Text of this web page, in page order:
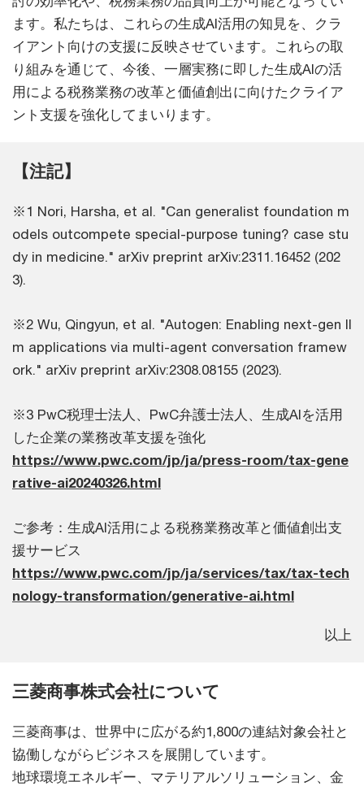
ます。私たちは、これらの生成AI活用の知見を、クラ
イアント向けの支援に反映させています。これらの取
り組みを通じて、今後、一層実務に即した生成AIの活
用による税務業務の改革と価値創出に向けたクライア
ント支援を強化してまいります。
【注記】
※1 Nori, Harsha, et al. "Can generalist foundation m
odels outcompete special-purpose tuning? case stu
dy in medicine." arXiv preprint arXiv:2311.16452 (202
3).
※2 Wu, Qingyun, et al. "Autogen: Enabling next-gen ll
m applications via multi-agent conversation framew
ork." arXiv preprint arXiv:2308.08155 (2023).
※3 PwC税理士法人、PwC弁護士法人、生成AIを活用
した企業の業務改革支援を強化
https://www.pwc.com/jp/ja/press-room/tax-gene
rative-ai20240326.html
ご参考：生成AI活用による税務業務改革と価値創出支
援サービス
https://www.pwc.com/jp/ja/services/tax/tax-tech
nology-transformation/generative-ai.html
以上
三菱商事株式会社について
三菱商事は、世界中に広がる約1,800の連結対象会社と
協働しながらビジネスを展開しています。
地球環境エネルギー、マテリアルソリューション、金